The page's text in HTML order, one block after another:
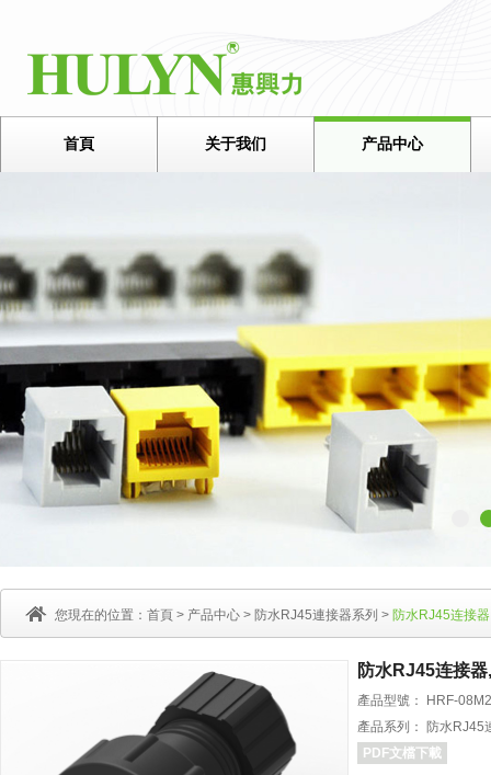
首頁 关于我们 产品中心
您現在的位置： 首頁 > 产品中心 > 防水RJ45連接器系列 > 防水RJ45连接
防水RJ45连接
產品型號： HRF-
產品系列： 防水RJ45
PDF文檔下載